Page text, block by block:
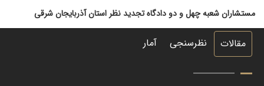
مستشاران شعبه چهل و دو دادگاه تجدید نظر استان آذربایجان شرقی
مقالات نظرسنجی آمار